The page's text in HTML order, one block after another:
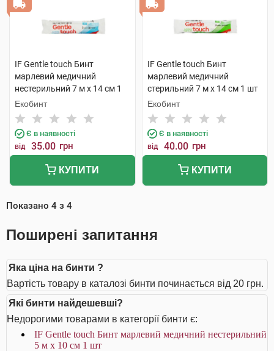
IF Gentle touch Бинт
марлевий медичний
нестерильний 7 м х 14 см 1
шт
Екобинт
Є в наявності
від 35.00 грн
КУПИТИ
IF Gentle touch Бинт
марлевий медичний
стерильний 7 м х 14 см 1 шт
Екобинт
Є в наявності
від 40.00 грн
КУПИТИ
Показано 4 з 4
Поширені запитання
Яка ціна на бинти ?
Вартість товару в каталозі бинти починається від 20 грн.
Які бинти найдешевші?
Недорогими товарами в категорії бинти є:
IF Gentle touch Бинт марлевий медичний нестерильний
5 м х 10 см 1 шт